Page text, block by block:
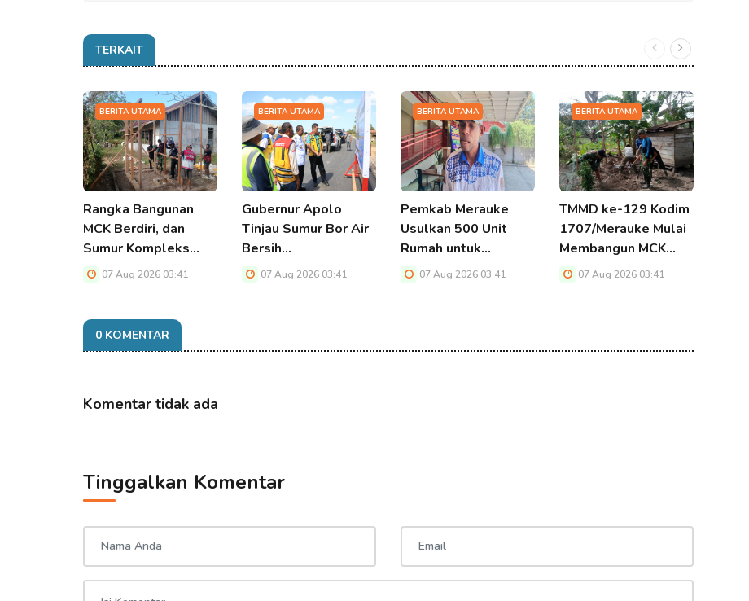
TERKAIT
BERITA UTAMA
Rangka Bangunan
MCK Berdiri, dan
Sumur Kompleks…
07 Aug 2026 03:41
BERITA UTAMA
Gubernur Apolo
Tinjau Sumur Bor Air
Bersih…
07 Aug 2026 03:41
BERITA UTAMA
Pemkab Merauke
Usulkan 500 Unit
Rumah untuk…
07 Aug 2026 03:41
BERITA UTAMA
TMMD ke-129 Kodim
1707/Merauke Mulai
Membangun MCK…
07 Aug 2026 03:41
0 KOMENTAR
Komentar tidak ada
Tinggalkan Komentar